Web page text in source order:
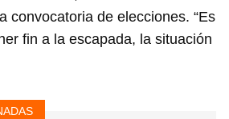
convocatoria de elecciones. “Es
fin a la escapada, la situación